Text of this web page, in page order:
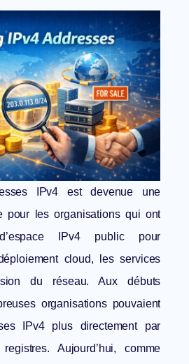
IPv4 est devenue une
pour les organisations qui ont
IPv4 public pour
cloud, les services
du réseau. Aux débuts
organisations pouvaient
IPv4 plus directement par
Aujourd’hui, comme